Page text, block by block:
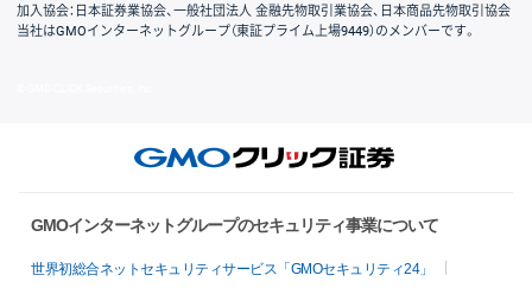
加入協会：日本証券業協会、一般社団法人 金融先物取引業協会、日本商品先物取引協会
当社はGMOインターネットグループ（東証プライム上場9449）のメンバーです。
GMOインターネットグループのセキュリティ事業について
世界初総合ネットセキュリティサービス「GMOセキュリティ24」